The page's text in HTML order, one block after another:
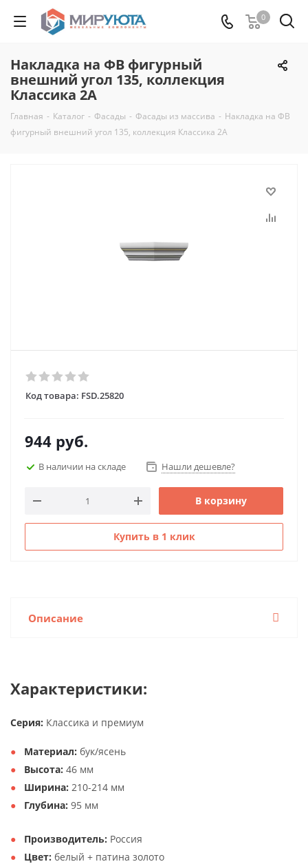
0
Накладка на ФВ фигурный
внешний угол 135, коллекция
Классика 2А
Главная - Каталог - Фасады - Фасады из массива - Накладка на ФВ
фигурный внешний угол 135, коллекция Классика 2А
Код товара: FSD.25820
944 руб.
В наличии на складе Нашли дешевле?
В корзину
Купить в 1 клик
Описание
Характеристики:
Серия: Классика и премиум
Материал: бук/ясень
Высота: 46 мм
Ширина: 210-214 мм
Глубина: 95 мм
Производитель: Россия
Цвет: белый + патина золото